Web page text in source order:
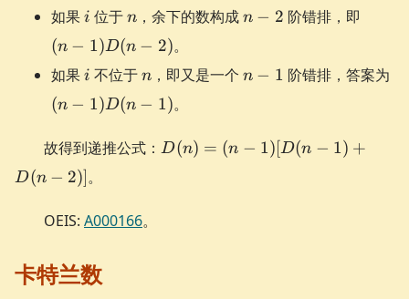
如果i
i 位于n
n ，余下的数构成n-
n − 2 阶错排，即
(n − 1)D(n − 2)。
如果i
i 不位于n
n ，即又是一个 n-
n − 1 阶错排，答案为
(n − 1)D(n − 1)。
故得到递推公式： D(n)=
(n-1)
D(n) = (n − 1)[D(n − 1) +
D(n − 2)]。
OEIS: A000166。
卡特兰数